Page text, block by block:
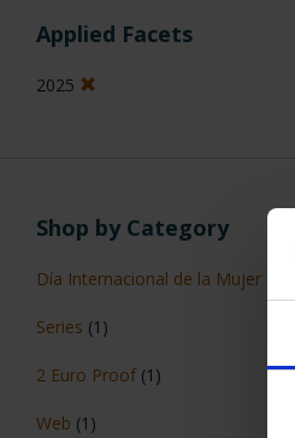
Applied Facets
2025
Shop by Category
Día Internacional de la Mujer
Series (1)
2 Euro Proof (1)
Web (1)